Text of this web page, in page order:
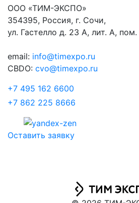
ООО «ТИМ-ЭКСПО»
354395, Россия, г. Сочи,
ул. Гастелло д. 23 А, лит. А, пом.
email: info@timexpo.ru
CBDO: cvo@timexpo.ru
+7 495 162 6600
+7 862 225 8666
Оставить заявку